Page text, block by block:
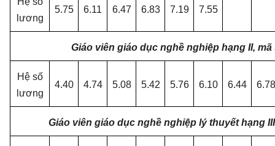
lương
5.75 6.11 6.47 6.83 7.19 7.55
Giáo viên giáo dục nghề nghiệp hạng II,
Hệ số
lương
4.40 4.74 5.08 5.42 5.76 6.10 6.44 6.78
Giáo viên giáo dục nghề nghiệp lý thuyết hạng